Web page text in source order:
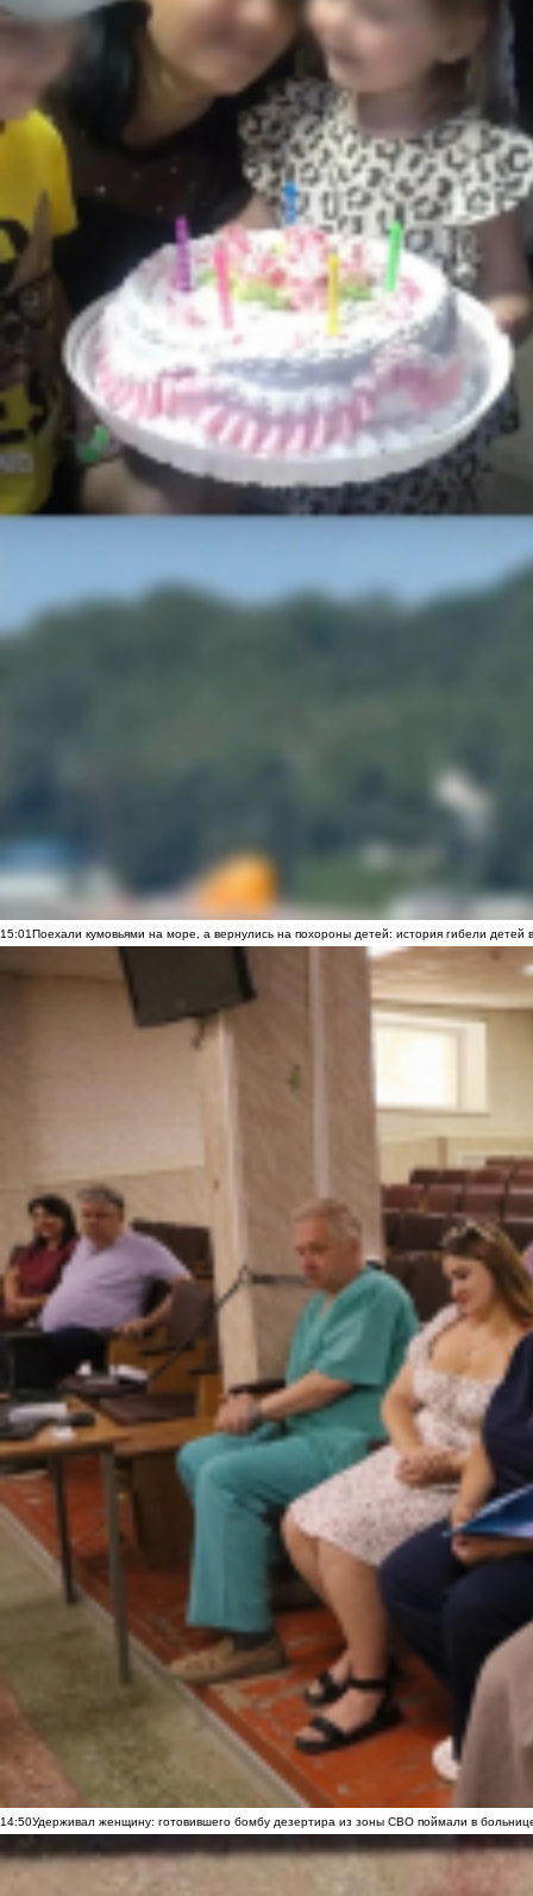
15:01Поехали кумовьями на море, а вернулись на похороны детей: история гибели детей
14:50Удерживал женщину: готовившего бомбу дезертира из зоны СВО поймали в